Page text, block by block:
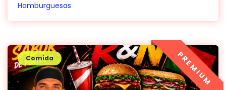
Hamburguesas
Comida PREMIUM